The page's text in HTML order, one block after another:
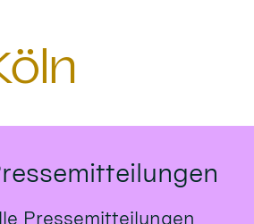
Pressemitteilungen